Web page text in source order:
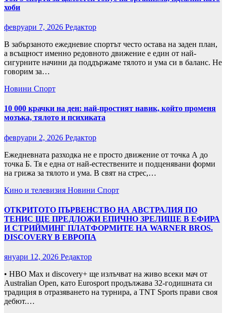
хоби
февруари 7, 2026 Редактор
В забързаното ежедневие спортът често остава на заден план,
а всъщност именно редовното движение е един от най-
сигурните начини да поддържаме тялото и ума си в баланс. Не
говорим за…
Новини Спорт
10 000 крачки на ден: най-простият навик, който променя
мозъка, тялото и психиката
февруари 2, 2026 Редактор
Ежедневната разходка не е просто движение от точка А до
точка Б. Тя е една от най-естествените и подценявани форми
на грижа за тялото и ума. В свят на стрес,…
Кино и телевизия Новини Спорт
ОТКРИТОТО ПЪРВЕНСТВО НА АВСТРАЛИЯ ПО
ТЕНИС ЩЕ ПРЕДЛОЖИ ЕПИЧНО ЗРЕЛИЩЕ В ЕФИРА
И СТРИЙМИНГ ПЛАТФОРМИТЕ НА WARNER BROS.
DISCOVERY В ЕВРОПА
януари 12, 2026 Редактор
• HBO Max и discovery+ ще излъчват на живо всеки мач от
Australian Open, като Eurosport продължава 32-годишната си
традиция в отразяването на турнира, а TNT Sports прави своя
дебют.…